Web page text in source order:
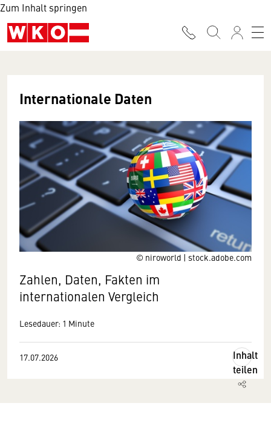
Zum Inhalt springen
© niroworld | stock.adobe.com
Internationale Daten
Zahlen, Daten, Fakten im
internationalen Vergleich
Lesedauer: 1 Minute
17.07.2026
Inhalt
teilen